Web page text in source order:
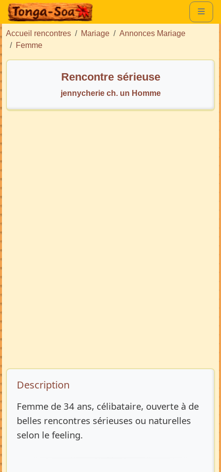
Accueil rencontres Mariage
Annonces Mariage
Femme
Rencontre sérieuse
jennycherie ch. un Homme
Description de l’annonce
Description
Femme de 34 ans, célibataire, ouverte à de
belles rencontres sérieuses ou naturelles
selon le feeling.